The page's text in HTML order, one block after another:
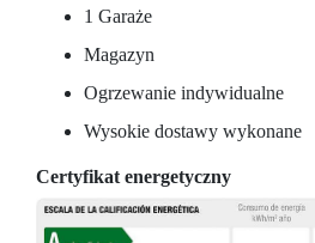
1 Garaże
Magazyn
Ogrzewanie indywidualne
Wysokie dostawy wykonane
Certyfikat energetyczny